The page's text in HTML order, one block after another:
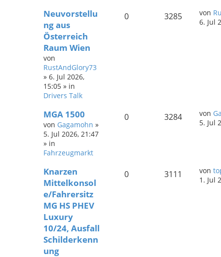
Neuvorstellu
ng aus
Österreich
Raum Wien
von
RustAndGlory73
» 6. Jul 2026,
15:05 » in
Drivers Talk
0 3285 von
6. Jul
MGA 1500
von Gagamohn »
5. Jul 2026, 21:47
» in
Fahrzeugmarkt
0 3284 von
5. Jul
Knarzen
Mittelkonsol
e/Fahrersitz
MG HS PHEV
Luxury
10/24, Ausfall
Schilderkenn
ung
0 3111 von
1. Jul